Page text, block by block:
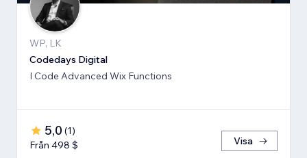
WP, LK
Codedays Digital
I Code Advanced Wix Functions
5,0 (1)
Från 498 $
Visa